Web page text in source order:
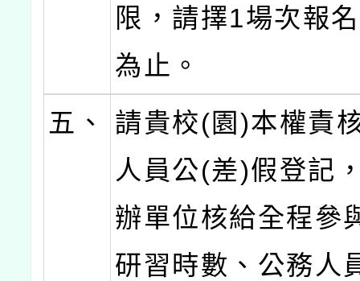
限，請擇1場次報
為止。
五、
請貴校(園)本權責
人員公(差)假登記
辦單位核給全程參
研習時數、公務人